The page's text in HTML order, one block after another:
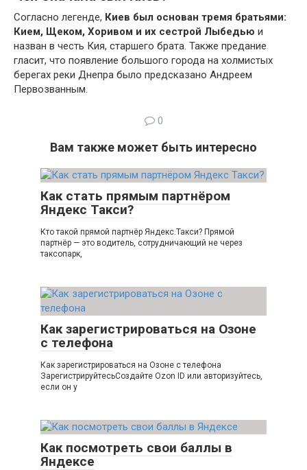
Согласно легенде, Киев был основан тремя братьями:
Кием, Щеком, Хоривом и их сестрой Лыбедью и
назван в честь Кия, старшего брата. Также предание
гласит, что появление большого города на холмистых
берегах реки Днепра было предсказано Андреем
Первозванным.
0
Вам также может быть интересно
Как стать прямым партнёром
Яндекс Такси?
Кто такой прямой партнёр Яндекс.Такси? Прямой
партнёр — это водитель, сотрудничающий не через
таксопарк,
Как зарегистрироваться на Озоне
с телефона
Как зарегистрироваться на Озоне с телефона
ЗарегистрируйтесьСоздайте Ozon ID или авторизуйтесь,
если он у
Как посмотреть свои баллы в
Яндексе